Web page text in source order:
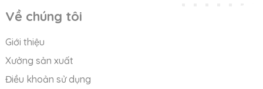
Về chúng tôi
Giới thiệu
Xưởng sản xuất
Điều khoản sử dụng